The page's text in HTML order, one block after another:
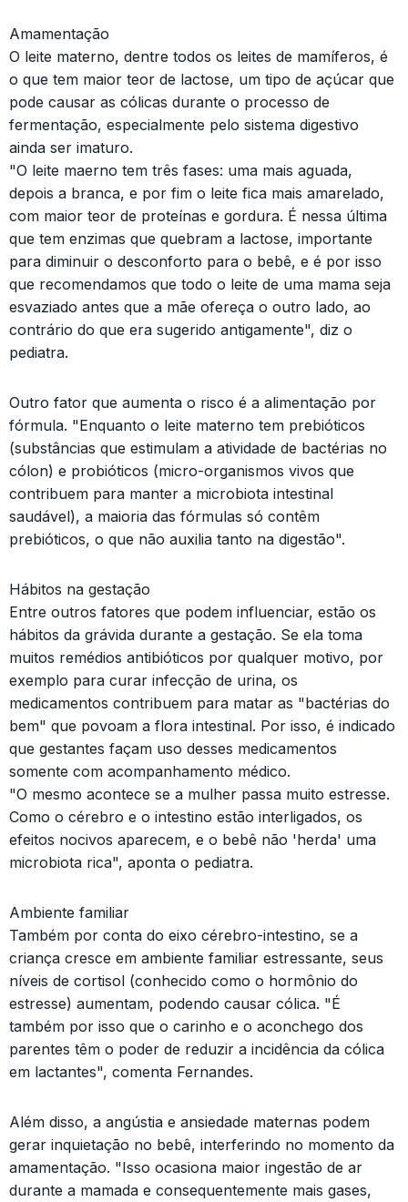
Amamentação
O leite materno, dentre todos os leites de mamíferos, é
o que tem maior teor de lactose, um tipo de açúcar que
pode causar as cólicas durante o processo de
fermentação, especialmente pelo sistema digestivo
ainda ser imaturo.
"O leite maerno tem três fases: uma mais aguada,
depois a branca, e por fim o leite fica mais amarelado,
com maior teor de proteínas e gordura. É nessa última
que tem enzimas que quebram a lactose, importante
para diminuir o desconforto para o bebê, e é por isso
que recomendamos que todo o leite de uma mama seja
esvaziado antes que a mãe ofereça o outro lado, ao
contrário do que era sugerido antigamente", diz o
pediatra.
Outro fator que aumenta o risco é a alimentação por
fórmula. "Enquanto o leite materno tem prebióticos
(substâncias que estimulam a atividade de bactérias no
cólon) e probióticos (micro-organismos vivos que
contribuem para manter a microbiota intestinal
saudável), a maioria das fórmulas só contêm
prebióticos, o que não auxilia tanto na digestão".
Hábitos na gestação
Entre outros fatores que podem influenciar, estão os
hábitos da grávida durante a gestação. Se ela toma
muitos remédios antibióticos por qualquer motivo, por
exemplo para curar infecção de urina, os
medicamentos contribuem para matar as "bactérias do
bem" que povoam a flora intestinal. Por isso, é indicado
que gestantes façam uso desses medicamentos
somente com acompanhamento médico.
"O mesmo acontece se a mulher passa muito estresse.
Como o cérebro e o intestino estão interligados, os
efeitos nocivos aparecem, e o bebê não 'herda' uma
microbiota rica", aponta o pediatra.
Ambiente familiar
Também por conta do eixo cérebro-intestino, se a
criança cresce em ambiente familiar estressante, seus
níveis de cortisol (conhecido como o hormônio do
estresse) aumentam, podendo causar cólica. "É
também por isso que o carinho e o aconchego dos
parentes têm o poder de reduzir a incidência da cólica
em lactantes", comenta Fernandes.
Além disso, a angústia e ansiedade maternas podem
gerar inquietação no bebê, interferindo no momento da
amamentação. "Isso ocasiona maior ingestão de ar
durante a mamada e consequentemente mais gases,